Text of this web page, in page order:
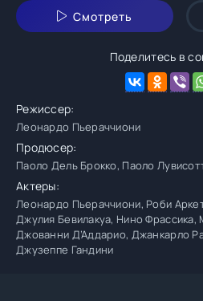
Смотреть
Поделитесь в
Режиссер:
Леонардо Пьераччиони
Продюсер:
Паоло Дель Брокко, Паоло
Актеры:
Леонардо Пьераччиони, Роби
Джулия Бевилакуа, Нино Фрассика,
Джованни Д’Аддарио, Джанкарло
Джузеппе Гандини